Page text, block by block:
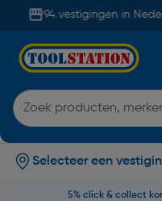
94 vestigingen in
Selecteer een
5% click & collect